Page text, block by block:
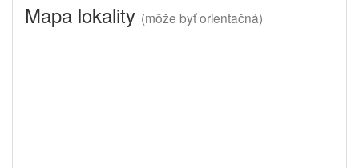
Mapa lokality (môže byť orientačná)